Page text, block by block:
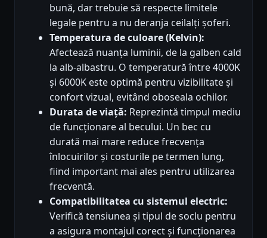
bună, dar trebuie să respecte limitele
legale pentru a nu deranja ceilalți șoferi.
Temperatura de culoare (Kelvin):
Afectează nuanța luminii, de la galben cald
la alb-albastru. O temperatură între 4000K
și 6000K este optimă pentru vizibilitate și
confort vizual, evitând oboseala ochilor.
Durata de viață: Reprezintă timpul mediu
de funcționare al becului. Un bec cu
durată mai mare reduce frecvența
înlocuirilor și costurile pe termen lung,
fiind important mai ales pentru utilizarea
frecventă.
Compatibilitatea cu sistemul electric:
Verifică tensiunea și tipul de soclu pentru
a asigura montajul corect și funcționarea